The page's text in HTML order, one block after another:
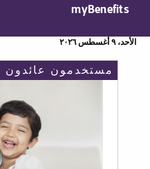
myBenefits
الأحد، ٩ أغسطس ٢٠٢٦
مستخدمون عائدون